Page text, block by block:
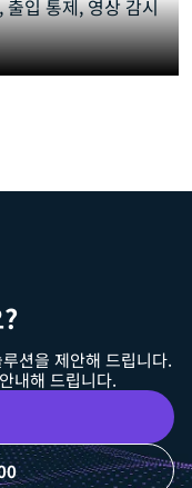
션을 제안해 드립니다.
내해 드립니다.